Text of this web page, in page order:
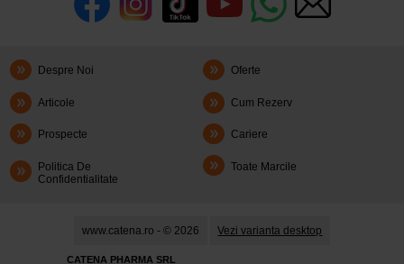
Despre Noi Oferte
Articole Cum Rezerv
Prospecte Cariere
Politica De
Confidentialitate
Toate Marcile
www.catena.ro - © 2026 Vezi varianta desktop
CATENA PHARMA SRL